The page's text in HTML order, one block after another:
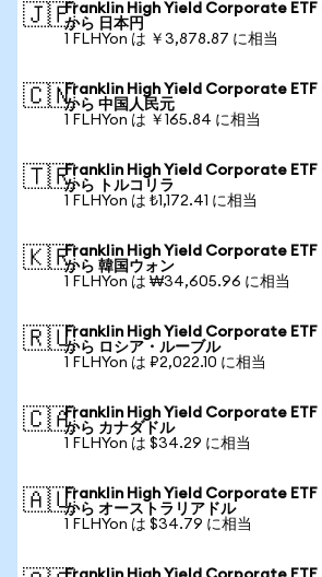
🇯🇵Franklin High Yield Corporate
から 日本円
1 FLHYon は ￥3,878.87 に相当
🇨🇳Franklin High Yield Corporate
から 中国人民元
1 FLHYon は ￥165.84 に相当
🇹🇷Franklin High Yield Corporate
から トルコリラ
1 FLHYon は ₺1,172.41 に相当
🇰🇷Franklin High Yield Corporate
から 韓国ウォン
1 FLHYon は ₩34,605.96 に相当
🇷🇺Franklin High Yield Corporate
から ロシア・ルーブル
1 FLHYon は ₽2,022.10 に相当
🇨🇦Franklin High Yield Corporate
から カナダドル
1 FLHYon は $34.29 に相当
🇦🇺Franklin High Yield Corporate
から オーストラリアドル
1 FLHYon は $34.79 に相当